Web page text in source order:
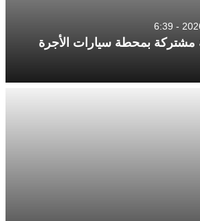
مشتركة بمحطة سيارات الأجرة